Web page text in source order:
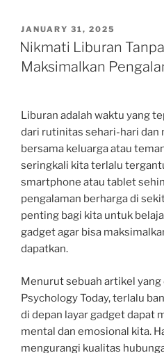
POSTED
ON
JANUARY 31, 2025
Nikmati Liburan
Maksimalkan
Liburan adalah waktu yang
dari rutinitas sehari-hari dan
bersama keluarga atau
seringkali kita terlalu
smartphone atau tablet
pengalaman berharga di
penting bagi kita untuk
gadget agar bisa
dapatkan.
Menurut sebuah artikel
Psychology Today, terlalu
di depan layar gadget dapat
mental dan emosional kita.
mengurangi kualitas